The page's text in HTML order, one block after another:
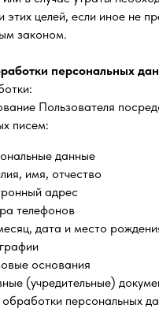
этих целей, если иное не
законом.
персональных
Пользователя
писем:
данные
имя, отчество
адрес
телефонов
дата и место
основания
(учредительные)
персональных